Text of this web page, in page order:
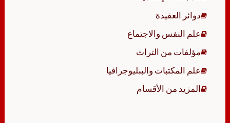
دوائر العقيدة
علم النفس والاجتماع
مؤلفات من التراث
علم المكتبات والببليوجرافيا
المزيد من الأقسام